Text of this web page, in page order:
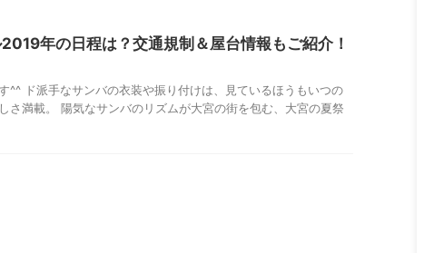
年の日程は？交通規制＆屋台情報もご紹介！
^^ ド派手なサンバの衣装や振り付けは、見ているほうもいつの
さ満載。 陽気なサンバのリズムが大宮の街を包む、大宮の夏祭